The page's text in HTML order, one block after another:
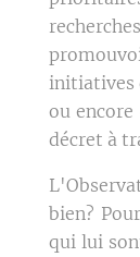
initiatives
ou
décret à
bien?
qui lui